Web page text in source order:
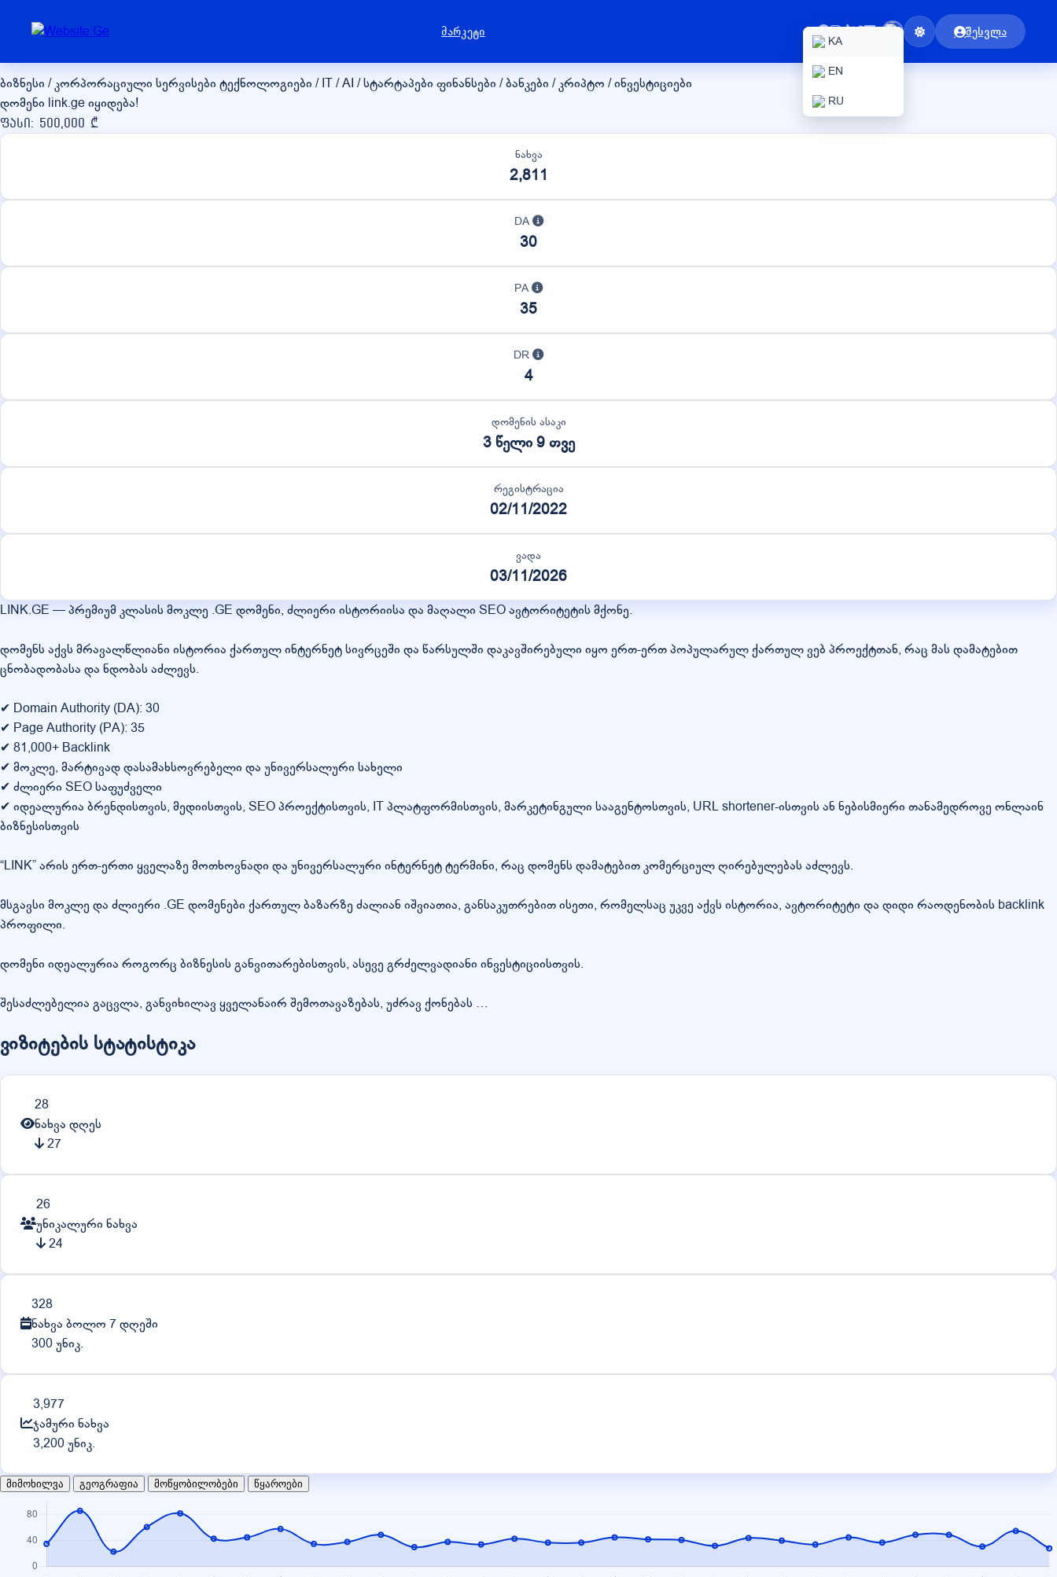
მარკეტი
KA
EN
RU
შესვლა
link.ge
ბიზნესი / კორპორაციული სერვისები ტექნოლოგიები / IT / AI / სტარტაპები ფინანსები / ბანკები / კრიპტო / ინვესტიციები
დომენი link.ge იყიდება!
ფასი: 500,000 ₾
ნახვა
2,811
DA
30
PA
35
DR
4
დომენის ასაკი
3 წელი 9 თვე
რეგისტრაცია
02/11/2022
ვადა
03/11/2026
LINK.GE — პრემიუმ კლასის მოკლე .GE დომენი, ძლიერი ისტორიისა და მაღალი SEO ავტორიტეტის მქონე.
დომენს აქვს მრავალწლიანი ისტორია ქართულ ინტერნეტ სივრცეში და წარსულში დაკავშირებული იყო ერთ-ერთ პოპულარულ ქართულ ვებ პროექტთან, რაც მას დამატებით
ცნობადობასა და ნდობას აძლევს.
✔ Domain Authority (DA): 30
✔ Page Authority (PA): 35
✔ 81,000+ Backlink
✔ მოკლე, მარტივად დასამახსოვრებელი და უნივერსალური სახელი
✔ ძლიერი SEO საფუძველი
✔ იდეალურია ბრენდისთვის, მედიისთვის, SEO პროექტისთვის, IT პლატფორმისთვის, მარკეტინგული სააგენტოსთვის, URL shortener-ისთვის ან ნებისმიერი თანამედროვე ონლაინ
ბიზნესისთვის
“LINK” არის ერთ-ერთი ყველაზე მოთხოვნადი და უნივერსალური ინტერნეტ ტერმინი, რაც დომენს დამატებით კომერციულ ღირებულებას აძლევს.
მსგავსი მოკლე და ძლიერი .GE დომენები ქართულ ბაზარზე ძალიან იშვიათია, განსაკუთრებით ისეთი, რომელსაც უკვე აქვს ისტორია, ავტორიტეტი და დიდი რაოდენობის backlink
პროფილი.
დომენი იდეალურია როგორც ბიზნესის განვითარებისთვის, ასევე გრძელვადიანი ინვესტიციისთვის.
შესაძლებელია გაცვლა, განვიხილავ ყველანაირ შემოთავაზებას, უძრავ ქონებას …
ვიზიტების სტატისტიკა
28
ნახვა დღეს
27
26
უნიკალური ნახვა
24
328
ნახვა ბოლო 7 დღეში
300 უნიკ.
3,977
ჯამური ნახვა
3,200 უნიკ.
მიმოხილვა გეოგრაფია მოწყობილობები წყაროები